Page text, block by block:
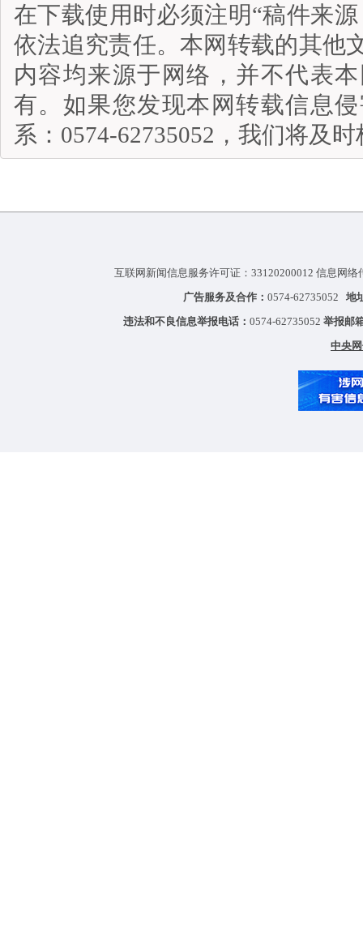
在下载使用时必须注明“稿件来
依法追究责任。本网转载的其他
内容均来源于网络，并不代表
有。如果您发现本网转载信息
系：0574-62735052，我们将及
互联网新闻信息服务许可证：33120200012 信息网
广告服务及合作： 0574-62735052 地
违法和不良信息举报电话： 0574-62735052 举报邮
中央